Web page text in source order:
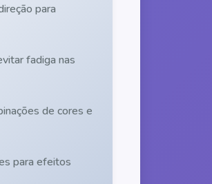
para
fadiga nas
de cores e
para efeitos